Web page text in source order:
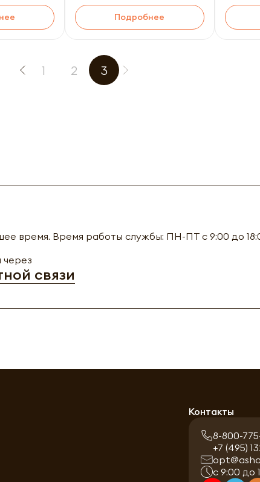
Подробнее
1 2 3
время. Время работы службы: ПН-ПТ с 9:00 до
связи
Контакты
8-800-
+7 (495)
с 9:00 до